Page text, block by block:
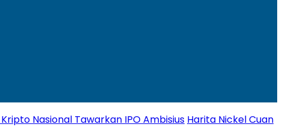
Nasional Tawarkan IPO Ambisius Harita Nickel Cuan